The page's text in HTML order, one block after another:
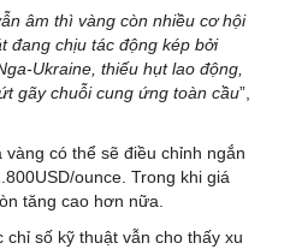
âm thì vàng còn nhiều cơ hội
đang chịu tác động kép bởi
Ukraine, thiếu hụt lao động,
gãy chuỗi cung ứng toàn cầu”,
có thể sẽ điều chỉnh ngắn
ounce. Trong khi giá
tăng cao hơn nữa.
số kỹ thuật vẫn cho thấy xu